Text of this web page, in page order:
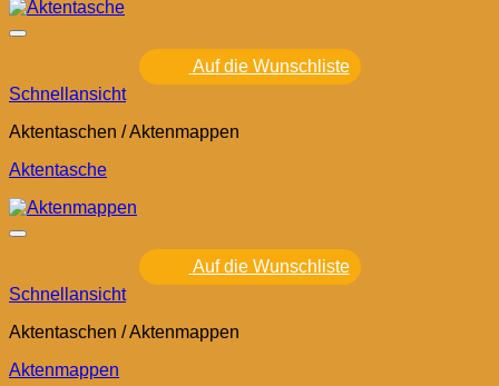
Auf die Wunschliste
Schnellansicht
Aktentaschen / Aktenmappen
Aktentasche
Auf die Wunschliste
Schnellansicht
Aktentaschen / Aktenmappen
Aktenmappen